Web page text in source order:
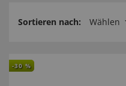
Sortieren nach: Wählen
-30 %